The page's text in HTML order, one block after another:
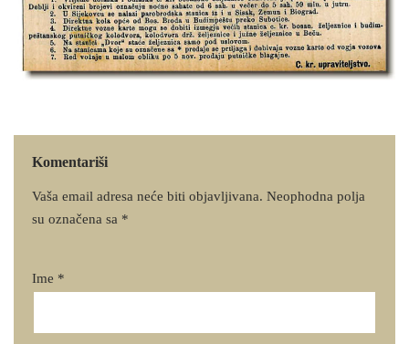
Komentariši
Vaša email adresa neće biti objavljivana. Neophodna polja
su označena sa *
Ime *